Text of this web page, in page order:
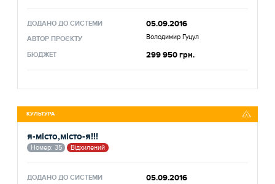
ДОДАНО ДО СИСТЕМИ 05.09.2016
АВТОР ПРОЄКТУ Володимир Гуцул
БЮДЖЕТ 299 950 грн.
КУЛЬТУРА
я-місто,місто-я!!!
Номер: 35 Відхилений
ДОДАНО ДО СИСТЕМИ 05.09.2016